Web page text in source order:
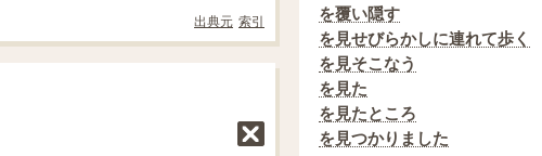
出典元 索引
を覆い隠す
を見せびらかしに連れて歩く
を見そこなう
を見た
を見たところ
を見つかりました